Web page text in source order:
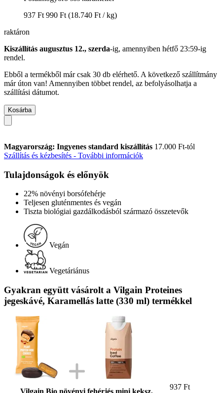
937 Ft 990 Ft (18.740 Ft / kg)
raktáron
Kiszállítás augusztus 12., szerda-ig, amennyiben hétfő 23:59-ig
rendel.
Ebből a termékből már csak 30 db elérhető. A következő szállítmány
már úton van! Amennyiben többet rendel, az befolyásolhatja a
szállítási dátumot.
Kosárba
Magyarország: Ingyenes standard kiszállítás 17.000 Ft-tól
Szállítás és kézbesítés - További információk
Tulajdonságok és előnyök
22% növényi borsófehérje
Teljesen gluténmentes és vegán
Tiszta biológiai gazdálkodásból származó összetevők
Vegán
Vegetáriánus
Gyakran együtt vásárolt a Vilgain Proteines
jegeskávé, Karamellás latte (330 ml) termékkel
Vilgain Bio növényi fehérjés mini keksz,
937 Ft